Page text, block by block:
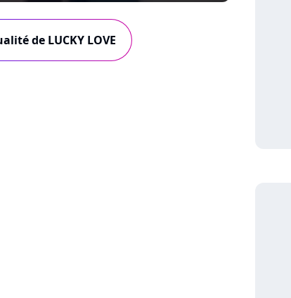
de LUCKY LOVE